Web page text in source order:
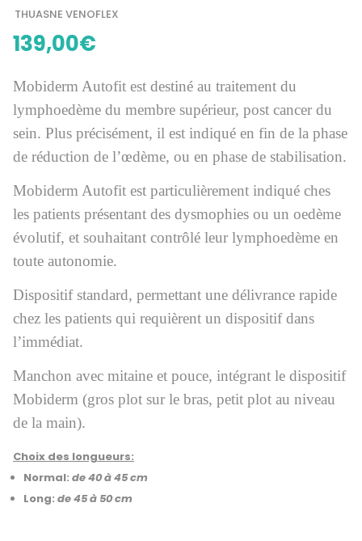
THUASNE VENOFLEX
139,00€
Mobiderm Autofit est destiné au traitement du
lymphoedème du membre supérieur, post cancer du
sein. Plus précisément, il est indiqué en fin de la phase
de réduction de l’œdème, ou en phase de stabilisation.
Mobiderm Autofit est particulièrement indiqué ches
les patients présentant des dysmophies ou un oedème
évolutif, et souhaitant contrôlé leur lymphoedème en
toute autonomie.
Dispositif standard, permettant une délivrance rapide
chez les patients qui requièrent un dispositif dans
l’immédiat.
Manchon avec mitaine et pouce, intégrant le dispositif
Mobiderm (gros plot sur le bras, petit plot au niveau
de la main).
Choix des longueurs:
Normal: de 40 à 45 cm
Long: de 45 à 50 cm